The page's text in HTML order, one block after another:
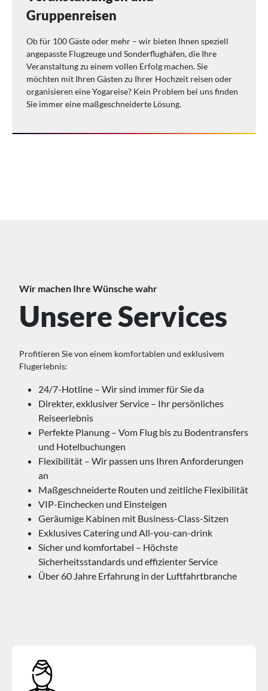
Gruppenreisen
Ob für 100 Gäste oder mehr – wir bieten Ihnen speziell
angepasste Flugzeuge und Sonderflughäfen, die Ihre
Veranstaltung zu einem vollen Erfolg machen. Sie
möchten mit Ihren Gästen zu Ihrer Hochzeit reisen oder
organisieren eine Yogareise? Kein Problem bei uns finden
Sie immer eine maßgeschneiderte Lösung.
Wir machen Ihre Wünsche wahr
Unsere Services
Profitieren Sie von einem komfortablen und exklusivem
Flugerlebnis:
24/7-Hotline – Wir sind immer für Sie da
Direkter, exklusiver Service – Ihr persönliches
Reiseerlebnis
Perfekte Planung – Vom Flug bis zu Bodentransfers
und Hotelbuchungen
Flexibilität – Wir passen uns Ihren Anforderungen
an
Maßgeschneiderte Routen und zeitliche Flexibilität
VIP-Einchecken und Einsteigen
Geräumige Kabinen mit Business-Class-Sitzen
Exklusives Catering und All-you-can-drink
Sicher und komfortabel – Höchste
Sicherheitsstandards und effizienter Service
Über 60 Jahre Erfahrung in der Luftfahrtbranche